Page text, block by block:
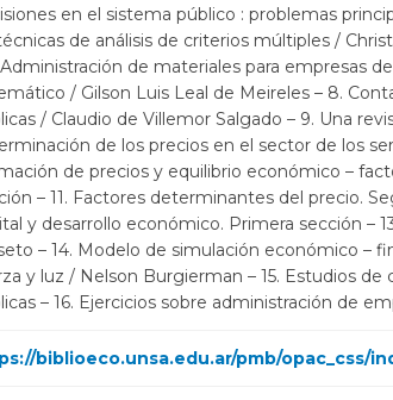
en el sistema público : problemas
de análisis de criterios múltiples /
Administración de materiales para empresas
/ Gilson Luis Leal de Meireles – 8.
/ Claudio de Villemor Salgado – 9. Una
de los precios en el sector de los
de precios y equilibrio económico –
– 11. Factores determinantes del precio.
y desarrollo económico. Primera sección –
– 14. Modelo de simulación económico –
y luz / Nelson Burgierman – 15. Estudios
– 16. Ejercicios sobre administración de
biblioeco.unsa.edu.ar/pmb/opac_css/